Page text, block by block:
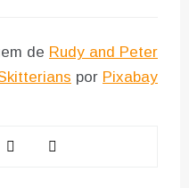
de Rudy and Peter
por Pixabay